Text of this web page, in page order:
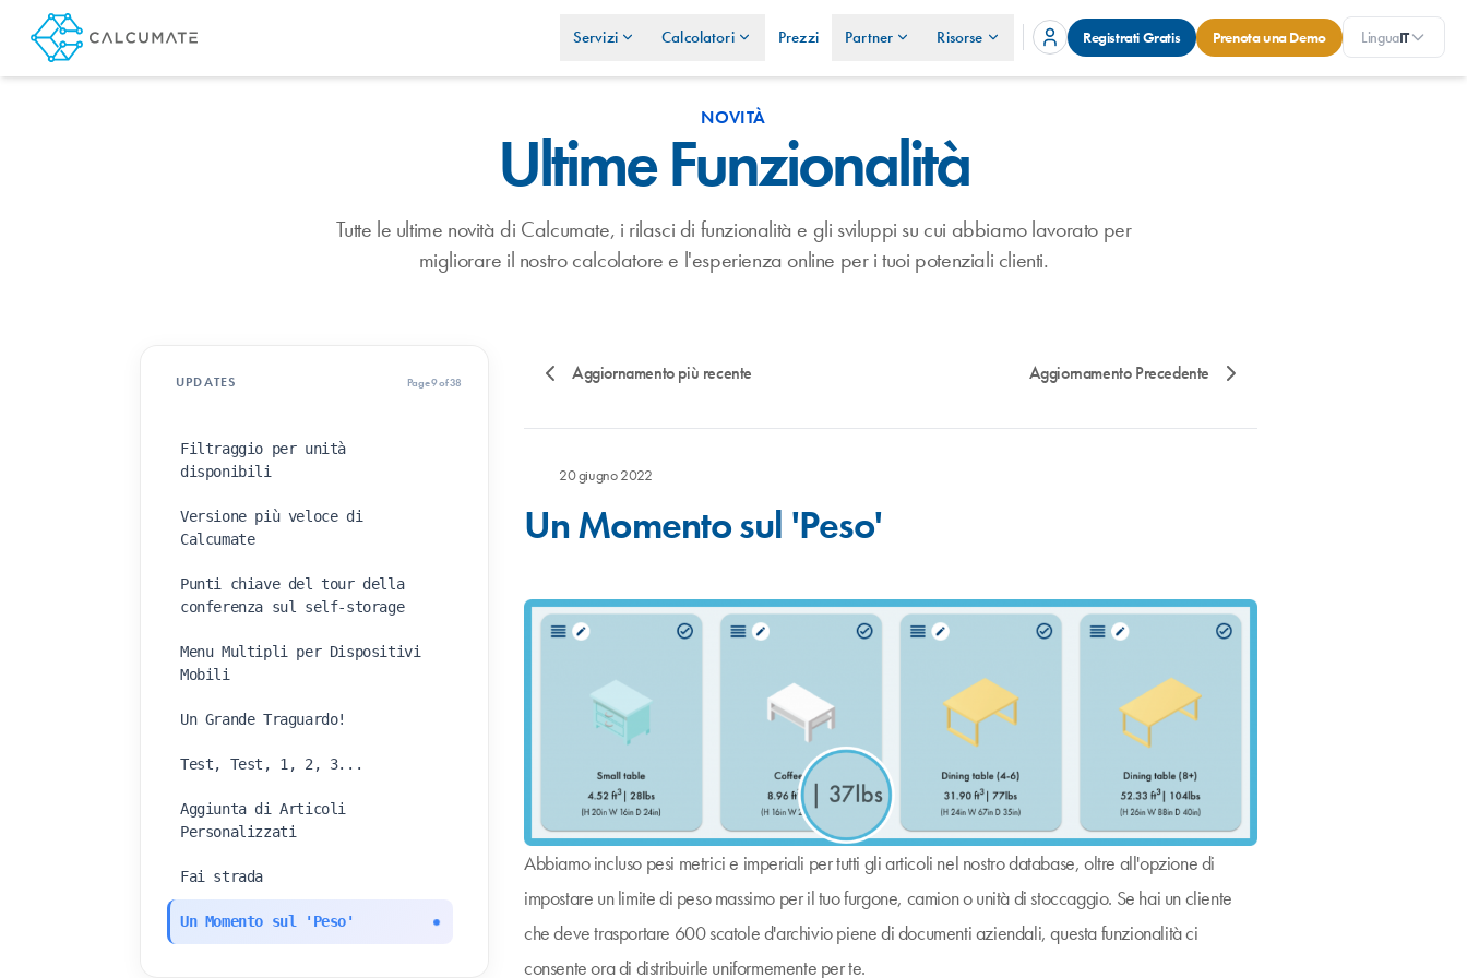
Servizi Calcolatori Prezzi Partner Risorse Registrati Gratis Prenota una Demo LinguaIT
NOVITÀ
Ultime Funzionalità
Tutte le ultime novità di Calcumate, i rilasci di funzionalità e gli sviluppi su cui abbiamo lavorato per
migliorare il nostro calcolatore e l'esperienza online per i tuoi potenziali clienti.
UPDATES Page 9 of 38
Filtraggio per unità
disponibili
Versione più veloce di
Calcumate
Punti chiave del tour della
conferenza sul self-storage
Menu Multipli per Dispositivi
Mobili
Un Grande Traguardo!
Test, Test, 1, 2, 3...
Aggiunta di Articoli
Personalizzati
Fai strada
Un Momento sul 'Peso'
Aggiornamento più recente Aggiornamento Precedente
20 giugno 2022
Un Momento sul 'Peso'
Abbiamo incluso pesi metrici e imperiali per tutti gli articoli nel nostro database, oltre all'opzione di
impostare un limite di peso massimo per il tuo furgone, camion o unità di stoccaggio. Se hai un cliente
che deve trasportare 600 scatole d'archivio piene di documenti aziendali, questa funzionalità ci
consente ora di distribuirle uniformemente per te.